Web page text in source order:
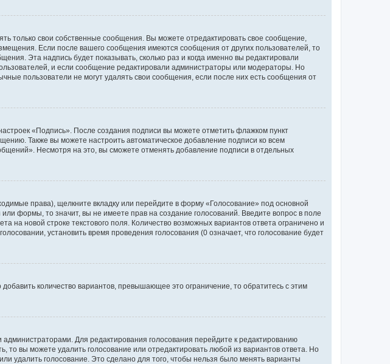
только свои собственные сообщения. Вы можете отредактировать свое сообщение,
Если после вашего сообщения имеются сообщения от других пользователей, то
Эта надпись будет показывать, сколько раз и когда именно вы редактировали
и если сообщение редактировали администраторы или модераторы. Но
пользователи не могут удалять свои сообщения, если после них есть сообщения от
«Подпись». После создания подписи вы можете отметить флажком пункт
Также вы можете настроить автоматическое добавление подписи ко всем
Несмотря на это, вы сможете отменять добавление подписи в отдельных
права), щелкните вкладку или перейдите в форму «Голосование» под основной
формы, то значит, вы не имеете прав на создание голосований. Введите вопрос в поле
на новой строке текстового поля. Количество возможных вариантов ответа ограничено и
установить время проведения голосования (0 означает, что голосование будет
количество вариантов, превышающее это ограничение, то обратитесь с этим
Для редактирования голосования перейдите к редактированию
то вы можете удалить голосование или отредактировать любой из вариантов ответа. Но
удалить голосование. Это сделано для того, чтобы нельзя было менять варианты